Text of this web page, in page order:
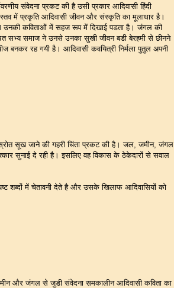
संवेदना प्रकट की है उसी प्रकार आदिवासी हिंदी
में प्रकृति आदिवासी जीवन और संस्कृति का मूलाधार है।
उनकी कविताओं में सहज रूप में दिखाई पडता है। जंगल की
सभ्य समाज ने उनसे उनका सुखी जीवन बडी बेरहमी से छीनने
बनकर रह गयी है। आदिवासी कवयित्री निर्मला पुतुल अपनी
सूख जाने की गहरी चिंता प्रकट की है। जल, जमीन, जंगल
सुनाई दे रही है। इसलिए वह विकास के ठेकेदारों से सवाल
शब्दों में चेतावनी देते है और उसके खिलाफ आदिवासियों को
और जंगल से जुडी संवेदना समकालीन आदिवासी कविता का